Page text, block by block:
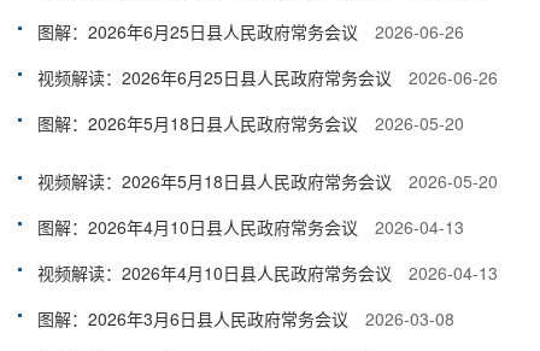
图解：2026年6月25日县人民政府常务会议
2026-06-26
视频解读：2026年6月25日县人民政府常务会议
2026-06-26
图解：2026年5月18日县人民政府常务会议
2026-05-20
视频解读：2026年5月18日县人民政府常务会议
2026-05-20
图解：2026年4月10日县人民政府常务会议
2026-04-13
视频解读：2026年4月10日县人民政府常务会议
2026-04-13
图解：2026年3月6日县人民政府常务会议
2026-03-08